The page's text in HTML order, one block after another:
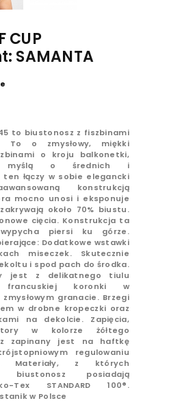
CUP
SAMANTA
to biustonosz z fiszbinami
o zmysłowy, miękki
o kroju balkonetki,
myślą o średnich i
ten łączy w sobie elegancki
konstrukcją
mocno unosi i eksponuje
około 70% biustu.
cięcia. Konstrukcja ta
piersi ku górze.
: Dodatkowe wstawki
miseczek. Skutecznie
i spod pach do środka.
jest z delikatnego tiulu
koronki w
granacie. Brzegi
w drobne kropeczki oraz
na dekolcie. Zapięcia,
w kolorze żółtego
zapinany jest na haftkę
regulowaniu
Materiały, z których
biustonosz posiadają
Tex STANDARD 100®.
w Polsce